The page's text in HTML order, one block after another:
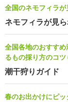
全国のネモフィラ
ネモフィラが見
全国各地のおすす
るもの採り方のコツ
潮干狩りガイド
春のお出かけにピッ